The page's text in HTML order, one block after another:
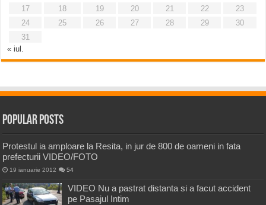
17
18 19 20 21 22
23
24
25 26 27 28 29
30
31
« iul.
Popular Posts
Protestul ia amploare la Resita, in jur de 800 de oameni in fata
prefecturii VIDEO/FOTO
19 ianuarie 2012 54
VIDEO Nu a pastrat distanta si a facut accident
pe Pasajul Intim